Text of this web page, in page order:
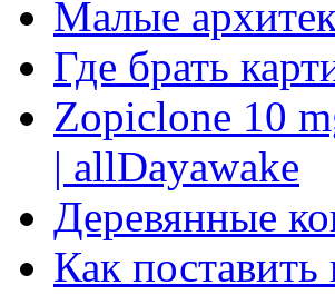
Малые
Где брать
Zopiclone 10
| allDayawake
Деревянные
Как